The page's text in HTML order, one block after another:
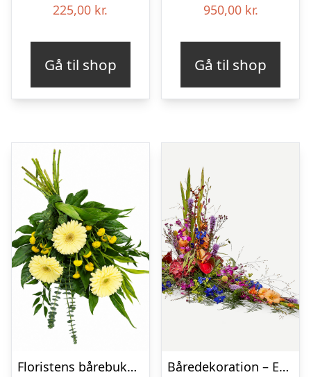
225,00 kr.
Gå til shop
950,00 kr.
Gå til shop
Floristens bårebuket – Smukt minde
Båredekoration – Et farverigt farvel